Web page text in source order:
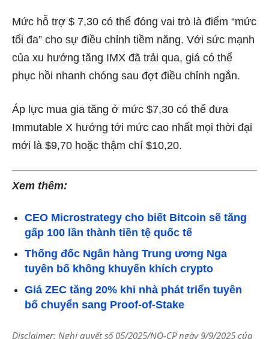
Mức hỗ trợ $ 7,30 có thể đóng vai trò là điểm “mức
tối đa” cho sự điều chỉnh tiềm năng. Với sức mạnh
của xu hướng tăng IMX đã trải qua, giá có thể
phục hồi nhanh chóng sau đợt điều chỉnh ngắn.
Áp lực mua gia tăng ở mức $7,30 có thể đưa
Immutable X hướng tới mức cao nhất mọi thời đại
mới là $9,70 hoặc thậm chí $10,20.
Xem thêm:
CEO Microstrategy cho biết Bitcoin sẽ tăng
gấp 100 lần thành tiền tệ quốc tế
Thống đốc Ngân hàng Trung ương Nga
tuyên bố không khuyến khích crypto
Giá ZEC tăng 20% khi nhà phát triển tuyên
bố chuyển sang Proof-of-Stake
Disclaimer: Nghị quyết số 05/2025/NQ-CP ngày 9/9/2025 của